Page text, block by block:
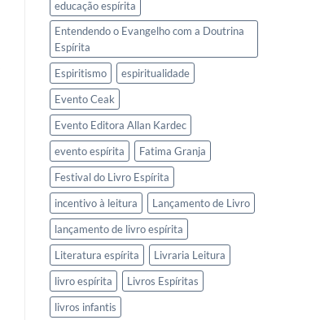
educação espírita
Entendendo o Evangelho com a Doutrina
Espírita
Espiritismo
espiritualidade
Evento Ceak
Evento Editora Allan Kardec
evento espírita
Fatima Granja
Festival do Livro Espírita
incentivo à leitura
Lançamento de Livro
lançamento de livro espírita
Literatura espírita
Livraria Leitura
livro espírita
Livros Espíritas
livros infantis